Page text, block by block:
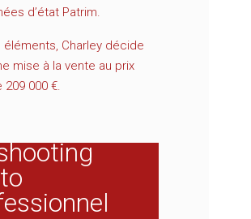
d’état Patrim.
éléments, Charley décide
mise à la vente au prix
000 €.